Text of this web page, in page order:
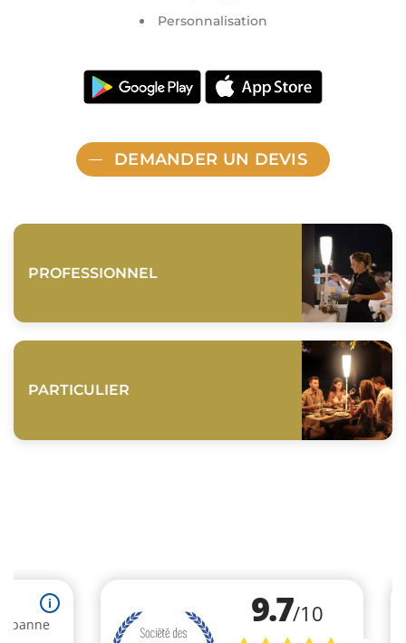
Personnalisation
DEMANDER UN DEVIS
PROFESSIONNEL
PARTICULIER